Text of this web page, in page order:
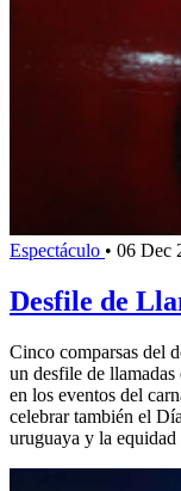
Espectáculo • 06 Dec
Desfile de
Cinco comparsas del
un desfile de llamadas
en los eventos del
celebrar también el
uruguaya y la equidad